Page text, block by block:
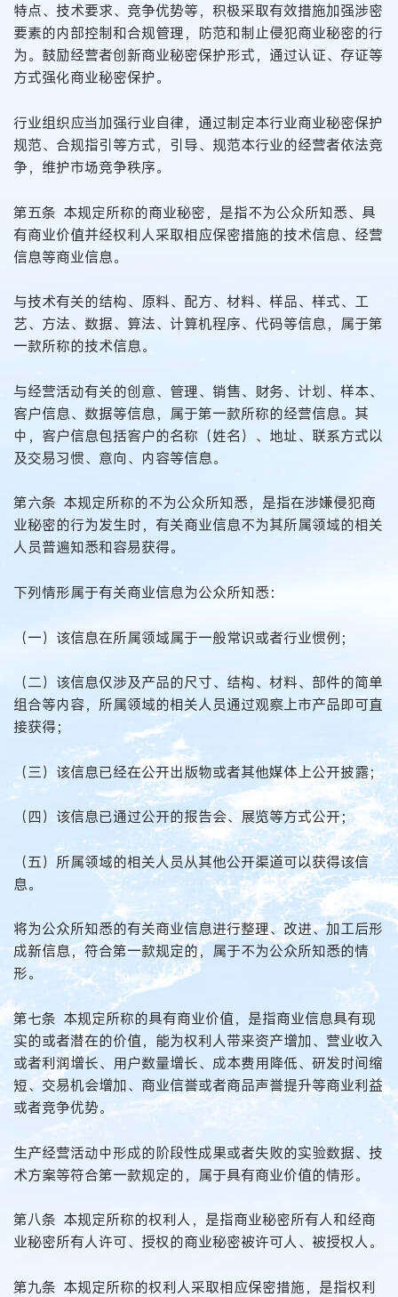
特点、技术要求、竞争优势等，积极采取有效措施加强涉密
要素的内部控制和合规管理，防范和制止侵犯商业秘密的行
为。鼓励经营者创新商业秘密保护形式，通过认证、存证等
方式强化商业秘密保护。
行业组织应当加强行业自律，通过制定本行业商业秘密保护
规范、合规指引等方式，引导、规范本行业的经营者依法竞
争，维护市场竞争秩序。
第五条 本规定所称的商业秘密，是指不为公众所知悉、具
有商业价值并经权利人采取相应保密措施的技术信息、经营
信息等商业信息。
与技术有关的结构、原料、配方、材料、样品、样式、工
艺、方法、数据、算法、计算机程序、代码等信息，属于第
一款所称的技术信息。
与经营活动有关的创意、管理、销售、财务、计划、样本、
客户信息、数据等信息，属于第一款所称的经营信息。其
中，客户信息包括客户的名称（姓名）、地址、联系方式以
及交易习惯、意向、内容等信息。
第六条 本规定所称的不为公众所知悉，是指在涉嫌侵犯商
业秘密的行为发生时，有关商业信息不为其所属领域的相关
人员普遍知悉和容易获得。
下列情形属于有关商业信息为公众所知悉：
（一）该信息在所属领域属于一般常识或者行业惯例；
（二）该信息仅涉及产品的尺寸、结构、材料、部件的简单
组合等内容，所属领域的相关人员通过观察上市产品即可直
接获得；
（三）该信息已经在公开出版物或者其他媒体上公开披露；
（四）该信息已通过公开的报告会、展览等方式公开；
（五）所属领域的相关人员从其他公开渠道可以获得该信
息。
将为公众所知悉的有关商业信息进行整理、改进、加工后形
成新信息，符合第一款规定的，属于不为公众所知悉的情
形。
第七条 本规定所称的具有商业价值，是指商业信息具有现
实的或者潜在的价值，能为权利人带来资产增加、营业收入
或者利润增长、用户数量增长、成本费用降低、研发时间缩
短、交易机会增加、商业信誉或者商品声誉提升等商业利益
或者竞争优势。
生产经营活动中形成的阶段性成果或者失败的实验数据、技
术方案等符合第一款规定的，属于具有商业价值的情形。
第八条 本规定所称的权利人，是指商业秘密所有人和经商
业秘密所有人许可、授权的商业秘密被许可人、被授权人。
第九条 本规定所称的权利人采取相应保密措施，是指权利